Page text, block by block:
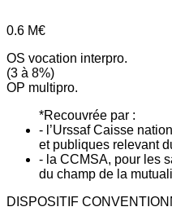
0.6 M€
OS vocation interpro.
(3 à 8%)
OP multipro.
*Recouvrée par :
- l’Urssaf Caisse
et publiques relevant
- la CCMSA, pour les
du champ de la
DISPOSITIF